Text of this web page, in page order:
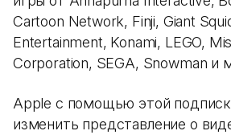
Cartoon Network, Finji, Giant
Entertainment, Konami, LEGO,
Corporation, SEGA, Snowman и
Apple с помощью этой
изменить представление о